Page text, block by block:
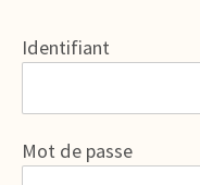
Identifiant
Mot de passe